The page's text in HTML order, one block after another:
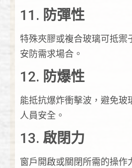
11. 防彈性
特殊夾膠或複合玻璃可抵禦
安防需求場合。
12. 防爆性
能抵抗爆炸衝擊波，避免玻
人員安全。
13. 啟閉力
窗戶開啟或關閉所需的操作